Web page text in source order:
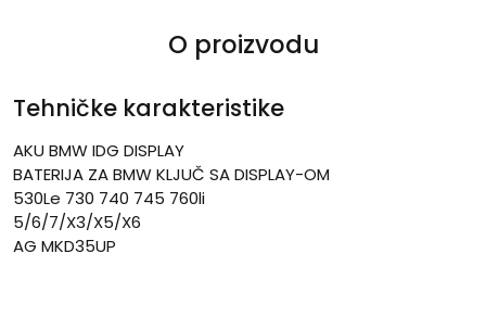
O proizvodu
Tehničke karakteristike
AKU BMW IDG DISPLAY
BATERIJA ZA BMW KLJUČ SA DISPLAY-OM
530Le 730 740 745 760li
5/6/7/X3/X5/X6
AG MKD35UP